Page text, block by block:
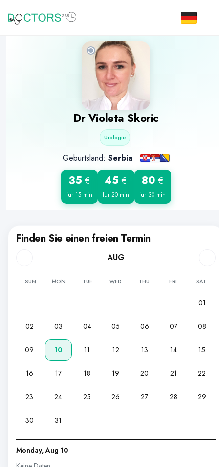
Dr Violeta Skoric
Urologie
Geburtsland: Serbia
35 €
für 15 min
45 €
für 20 min
80 €
für 30 min
Finden Sie einen freien Termin
AUG
SUN MON TUE WED THU FRI SAT
01
02 03 04 05 06 07 08
09 10 11 12 13 14 15
16 17 18 19 20 21 22
23 24 25 26 27 28 29
30 31
Monday, Aug 10